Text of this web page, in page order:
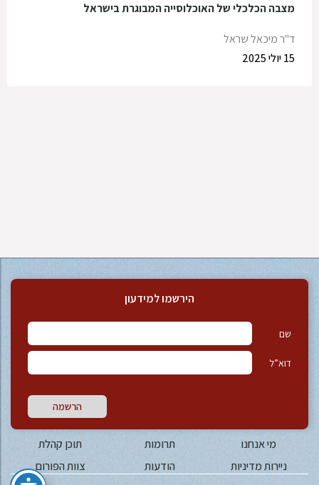
מצבה הכלכלי של האוכלוסייה המבוגרת בישראל
ד"ר מיכאל שראל
15 יולי 2025
הירשמו למידעון
שם
דוא”ל
הרשמה
מי אנחנו תרומות
תוכן קהלת
ניירות מדיניות
הודעות צוות הפורום